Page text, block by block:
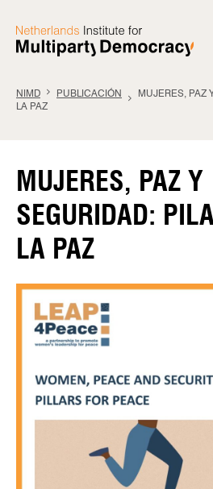
NIMD PUBLICACIÓN MUJERES, PAZ
LA PAZ
MUJERES, PAZ Y
SEGURIDAD:
LA PAZ